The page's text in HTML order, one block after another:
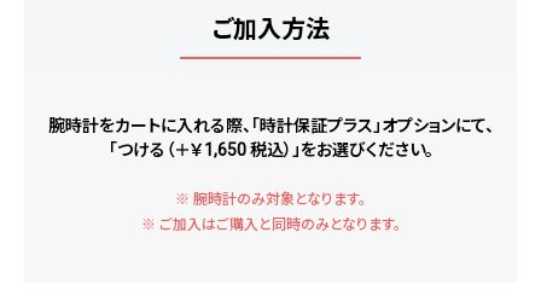
ご加入方法
腕時計をカートに入れる際、「時計保証プラス」オプションにて、
「つける（＋￥1,650 税込）」をお選びください。
※ 腕時計のみ対象となります。
※ ご加入はご購入と同時のみとなります。